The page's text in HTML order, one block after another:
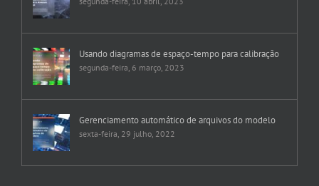
Usando diagramas de espaço-tempo para calibração
segunda-feira, 6 março, 2023
Gerenciamento automático de arquivos do modelo
sexta-feira, 29 julho, 2022